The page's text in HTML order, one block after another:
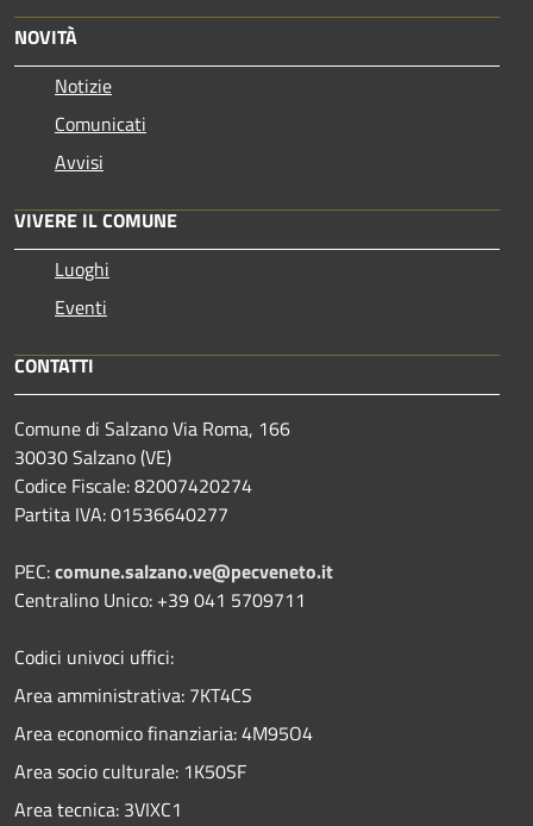
NOVITÀ
Notizie
Comunicati
Avvisi
VIVERE IL COMUNE
Luoghi
Eventi
CONTATTI
Comune di Salzano Via Roma, 166
30030 Salzano (VE)
Codice Fiscale: 82007420274
Partita IVA: 01536640277
PEC:comune.salzano.ve@pecveneto.it
Centralino Unico: +39 041 5709711
Codici univoci uffici:
Area amministrativa: 7KT4CS
Area economico finanziaria: 4M95O4
Area socio culturale: 1K50SF
Area tecnica: 3VIXC1